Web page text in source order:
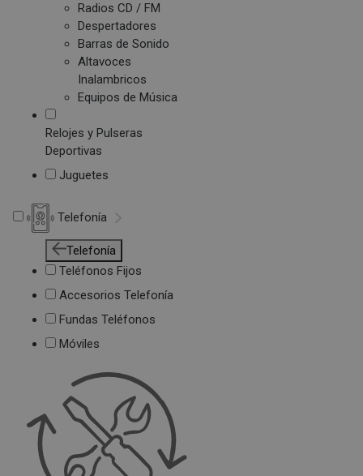
Radios CD / FM
Despertadores
Barras de Sonido
Altavoces
Inalambricos
Equipos de Música
Relojes y Pulseras
Deportivas
Juguetes
Telefonía
Telefonía
Teléfonos Fijos
Accesorios Telefonía
Fundas Teléfonos
Móviles